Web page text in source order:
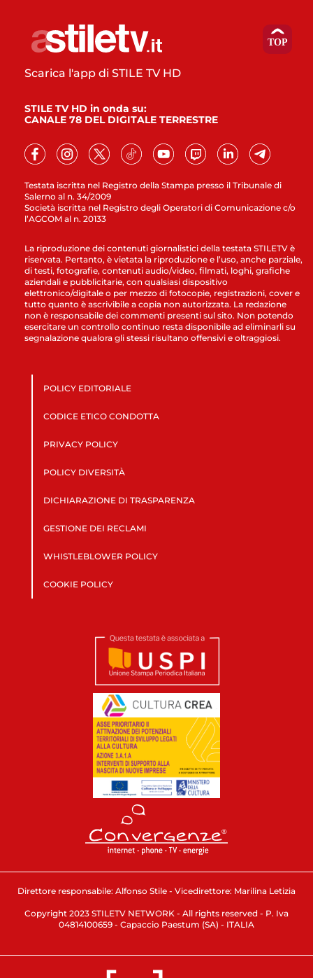
Testata iscritta nel Registro della Stampa presso il Tribunale di
Salerno al n. 34/2009
Società iscritta nel Registro degli Operatori di Comunicazione c/o
l’AGCOM al n. 20133
Scarica l'app di STILE TV HD
STILE TV HD in onda su:
CANALE 78 DEL DIGITALE TERRESTRE
La riproduzione dei contenuti giornalistici della testata STILETV è
riservata. Pertanto, è vietata la riproduzione e l’uso, anche parziale,
di testi, fotografie, contenuti audio/video, filmati, loghi, grafiche
aziendali e pubblicitarie, con qualsiasi dispositivo
elettronico/digitale o per mezzo di fotocopie, registrazioni, cover e
tutto quanto è ascrivibile a copia non autorizzata. La redazione
non è responsabile dei commenti presenti sul sito. Non potendo
esercitare un controllo continuo resta disponibile ad eliminarli su
segnalazione qualora gli stessi risultano offensivi e oltraggiosi.
POLICY EDITORIALE
CODICE ETICO CONDOTTA
PRIVACY POLICY
POLICY DIVERSITÀ
DICHIARAZIONE DI TRASPARENZA
GESTIONE DEI RECLAMI
WHISTLEBLOWER POLICY
COOKIE POLICY
Direttore responsabile: Alfonso Stile - Vicedirettore: Marilina Letizia
Copyright 2023 STILETV NETWORK - All rights reserved - P. Iva
04814100659 - Capaccio Paestum (SA) - ITALIA